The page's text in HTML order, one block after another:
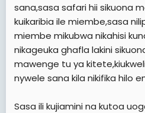
sana,sasa safari hii sikuona
kuikaribia ile miembe,sasa
miembe mikubwa nikahisi
nikageuka ghafla lakini
mawenge tu ya
nywele sana kila nikifika hilo
Sasa ili kujiamini na kutoa